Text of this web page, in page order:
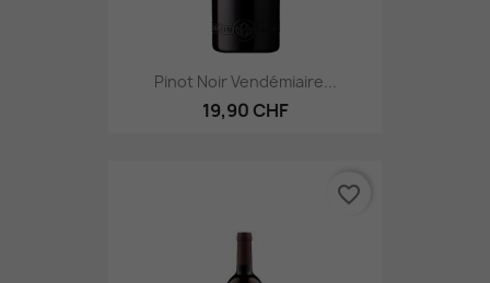
Pinot Noir Vendémiaire...
19,90 CHF
favorite_border